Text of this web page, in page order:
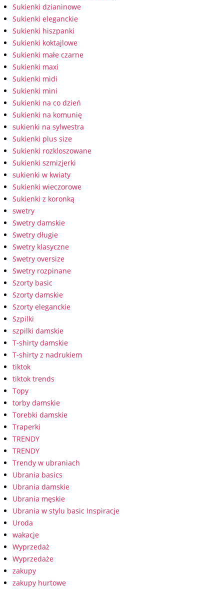
Sukienki dzianinowe
Sukienki eleganckie
Sukienki hiszpanki
Sukienki koktajlowe
Sukienki małe czarne
Sukienki maxi
Sukienki midi
Sukienki mini
Sukienki na co dzień
Sukienki na komunię
sukienki na sylwestra
Sukienki plus size
Sukienki rozkloszowane
Sukienki szmizjerki
sukienki w kwiaty
Sukienki wieczorowe
Sukienki z koronką
swetry
Swetry damskie
Swetry długie
Swetry klasyczne
Swetry oversize
Swetry rozpinane
Szorty basic
Szorty damskie
Szorty eleganckie
Szpilki
szpilki damskie
T-shirty damskie
T-shirty z nadrukiem
tiktok
tiktok trends
Topy
torby damskie
Torebki damskie
Traperki
TRENDY
TRENDY
Trendy w ubraniach
Ubrania basics
Ubrania damskie
Ubrania męskie
Ubrania w stylu basic Inspiracje
Uroda
wakacje
Wyprzedaż
Wyprzedaże
zakupy
zakupy hurtowe